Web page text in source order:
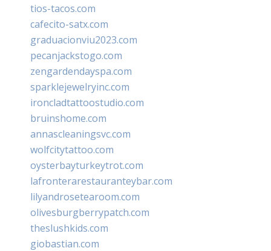
tios-tacos.com
cafecito-satx.com
graduacionviu2023.com
pecanjackstogo.com
zengardendayspa.com
sparklejewelryinc.com
ironcladtattoostudio.com
bruinshome.com
annascleaningsvc.com
wolfcitytattoo.com
oysterbayturkeytrot.com
lafronterarestauranteybar.com
lilyandrosetearoom.com
olivesburgberrypatch.com
theslushkids.com
giobastian.com